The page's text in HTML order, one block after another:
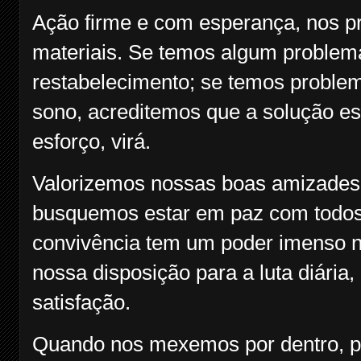
Ação firme e com esperança, nos
materiais. Se temos algum
restabelecimento; se temos
sono, acreditemos que a solução
esforço, virá.
Valorizemos nossas boas
busquemos estar em paz com
convivência tem um poder imenso
nossa disposição para a luta
satisfação.
Quando nos mexemos por dentro,